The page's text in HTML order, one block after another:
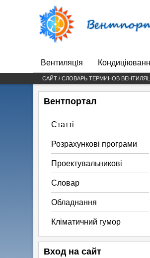
Вентпортал
Main menu
Вентиляцiя
САЙТ / СЛОВАРЬ ТЕРМИНОВ
Вентпортал
Статті
Розрахункові програми
Проектувальникові
Словар
Обладнання
Кліматичний гумор
Вход на сайт